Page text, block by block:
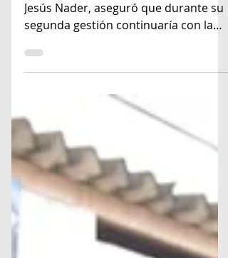
en planes
municipales
El recién reelecto alcalde de Tampico,
segunda gestión continuaría con la
ampliación y modernización...